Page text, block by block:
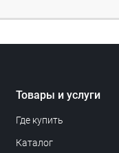
Товары и услуги
Где купить
Каталог